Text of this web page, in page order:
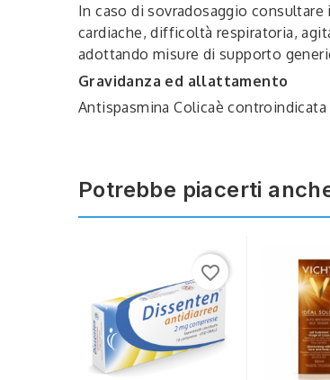
In caso di sovradosaggio
cardiache, difficoltà respiratoria,
adottando misure di supporto
Gravidanza ed allattamento
Antispasmina Colicaè
Potrebbe piacerti
favorite_border